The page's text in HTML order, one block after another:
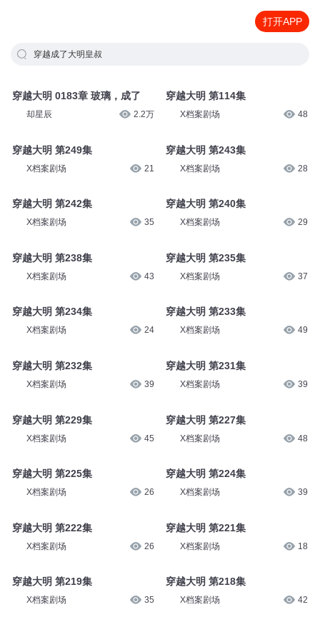
打开APP
穿越成了大明皇叔
穿越大明 0183章 玻璃，成了
却星辰 2.2万
穿越大明 第249集
X档案剧场 21
穿越大明 第242集
X档案剧场 35
穿越大明 第238集
X档案剧场 43
穿越大明 第234集
X档案剧场 24
穿越大明 第232集
X档案剧场 39
穿越大明 第229集
X档案剧场 45
穿越大明 第225集
X档案剧场 26
穿越大明 第222集
X档案剧场 26
穿越大明 第219集
X档案剧场 35
穿越大明 第114集
X档案剧场 48
穿越大明 第243集
X档案剧场 28
穿越大明 第240集
X档案剧场 29
穿越大明 第235集
X档案剧场 37
穿越大明 第233集
X档案剧场 49
穿越大明 第231集
X档案剧场 39
穿越大明 第227集
X档案剧场 48
穿越大明 第224集
X档案剧场 39
穿越大明 第221集
X档案剧场 18
穿越大明 第218集
X档案剧场 42